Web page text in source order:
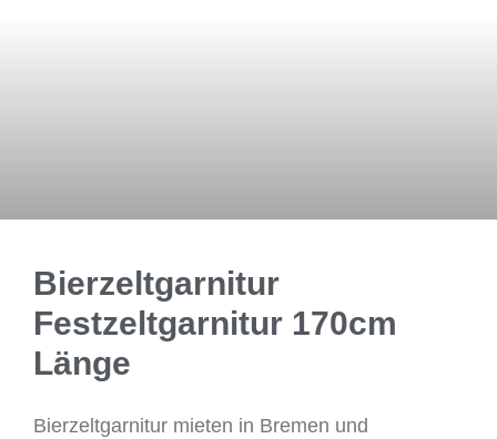
Bierzeltgarnitur
Festzeltgarnitur 170cm
Länge
Bierzeltgarnitur mieten in Bremen und